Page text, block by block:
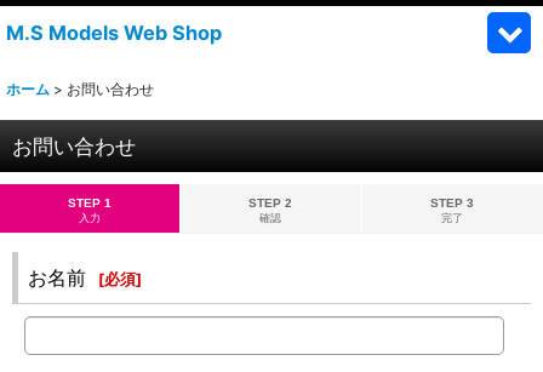
M.S Models Web Shop
ホーム > お問い合わせ
お問い合わせ
STEP 1
入力
STEP 2
確認
STEP 3
完了
お名前 [必須]